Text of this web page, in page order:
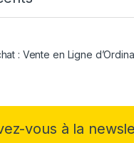
: Vente en Ligne
vous à la